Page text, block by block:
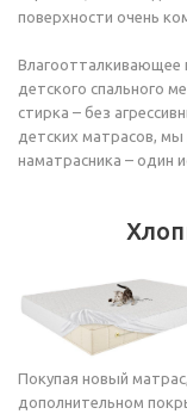
поверхности очень
Влагоотталкивающее
детского спального
стирка – без
детских матрасов,
наматрасника – один
Покупая новый
дополнительном